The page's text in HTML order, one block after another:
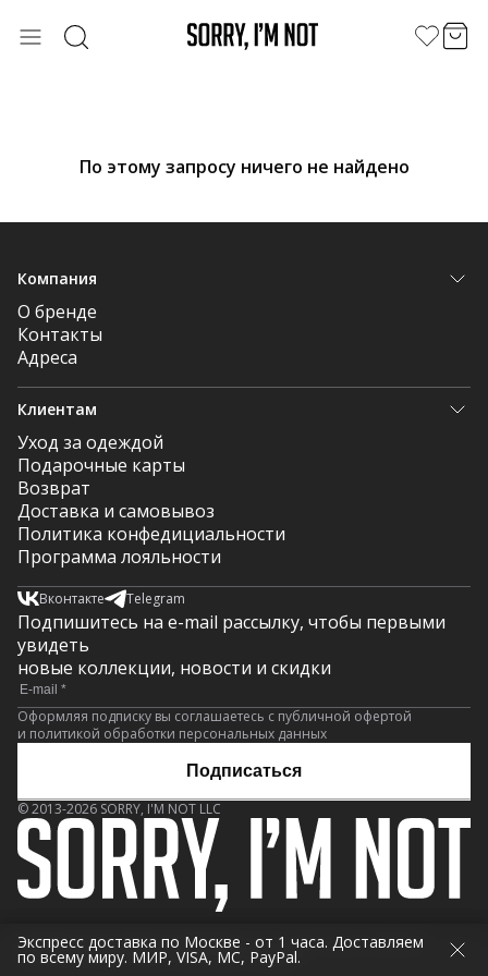
По этому запросу ничего не найдено
Компания
О бренде
Контакты
Адреса
Клиентам
Уход за одеждой
Подарочные карты
Возврат
Доставка и самовывоз
Политика конфедициальности
Программа лояльности
Вконтакте Telegram
Подпишитесь на e-mail рассылку, чтобы первыми
увидеть
новые коллекции, новости и скидки
Оформляя подписку вы соглашаетесь с публичной офертой
и политикой обработки персональных данных
Подписаться
© 2013-2026 SORRY, I'M NOT LLC
Экспресс доставка по Москве - от 1 часа. Доставляем
по всему миру. МИР, VISA, MC, PayPal.
Экспресс доставка по Москве - от 1 часа. Доставляем
по всему миру. МИР, VISA, MC, PayPal.